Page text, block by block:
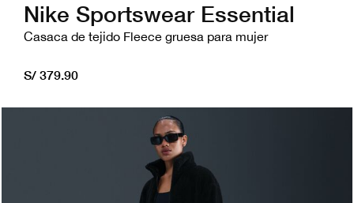
Nike Sportswear Essential
Casaca de tejido Fleece gruesa para mujer
S/ 379.90